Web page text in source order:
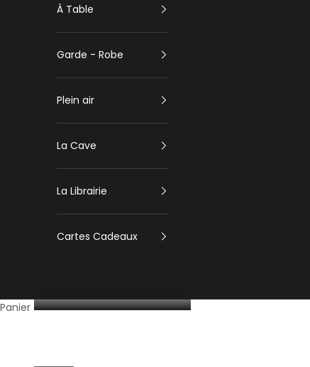
À Table
Garde - Robe
Plein air
La Cave
La Librairie
Cartes Cadeaux
Panier